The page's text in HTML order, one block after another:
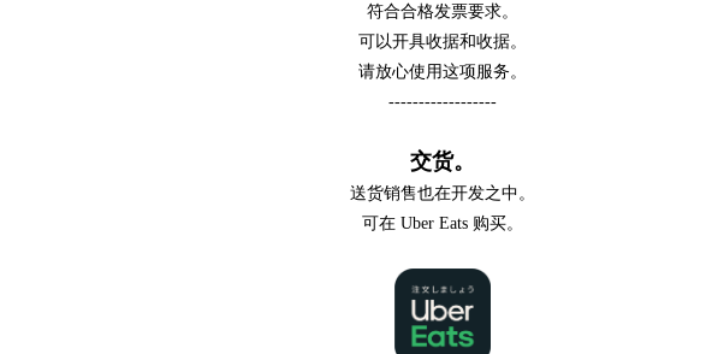
符合合格发票要求。
可以开具收据和收据。
请放心使用这项服务。
------------------
交货。
送货销售也在开发之中。
可在 Uber Eats 购买。